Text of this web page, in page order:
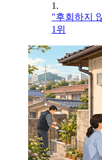
1.
"후회하지
1위